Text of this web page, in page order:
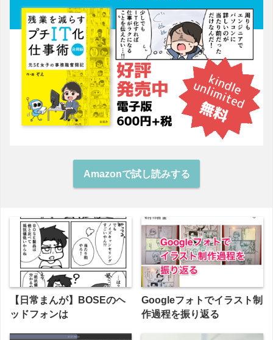
Amazonで試し読みする
【日常まんが】BOSEのヘ
ッドフォンは
Googleフォトでイラスト制
作過程を振り返る